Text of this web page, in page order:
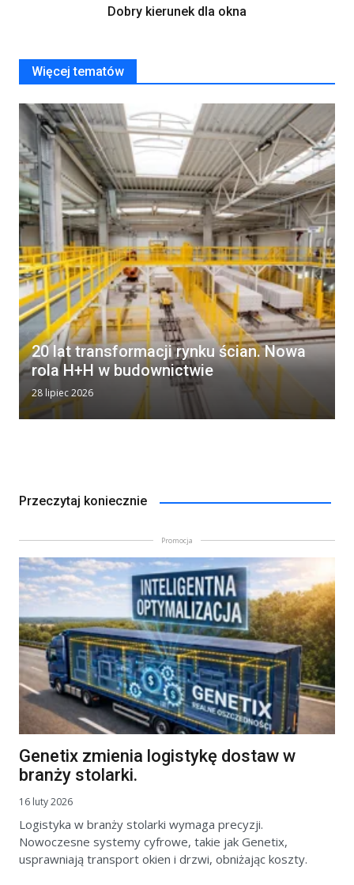
Dobry kierunek dla okna
Więcej tematów
20 lat transformacji rynku ścian. Nowa
rola H+H w budownictwie
28 lipiec 2026
Przeczytaj koniecznie
Promocja
Genetix zmienia logistykę dostaw w
branży stolarki.
16 luty 2026
Logistyka w branży stolarki wymaga precyzji.
Nowoczesne systemy cyfrowe, takie jak Genetix,
usprawniają transport okien i drzwi, obniżając koszty.